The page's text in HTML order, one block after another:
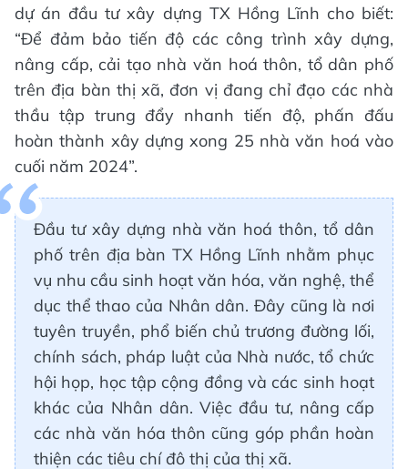
dự án đầu tư xây dựng TX Hồng Lĩnh cho biết:
“Để đảm bảo tiến độ các công trình xây dựng,
nâng cấp, cải tạo nhà văn hoá thôn, tổ dân phố
trên địa bàn thị xã, đơn vị đang chỉ đạo các nhà
thầu tập trung đẩy nhanh tiến độ, phấn đấu
hoàn thành xây dựng xong 25 nhà văn hoá vào
cuối năm 2024”.
Đầu tư xây dựng nhà văn hoá thôn, tổ dân
phố trên địa bàn TX Hồng Lĩnh nhằm phục
vụ nhu cầu sinh hoạt văn hóa, văn nghệ, thể
dục thể thao của Nhân dân. Đây cũng là nơi
tuyên truyền, phổ biến chủ trương đường lối,
chính sách, pháp luật của Nhà nước, tổ chức
hội họp, học tập cộng đồng và các sinh hoạt
khác của Nhân dân. Việc đầu tư, nâng cấp
các nhà văn hóa thôn cũng góp phần hoàn
thiện các tiêu chí đô thị của thị xã.